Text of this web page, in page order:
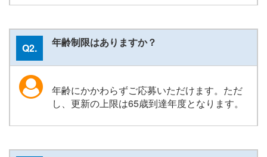
Q2. 年齢制限はありますか？
年齢にかかわらずご応募いただけます。ただ
し、更新の上限は65歳到達年度となります。